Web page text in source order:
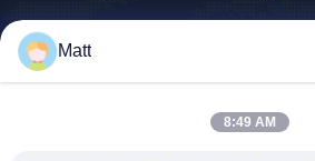
1900 đường
ận Baoshan,
ng Hải, Trung
Matt
8:49 AM